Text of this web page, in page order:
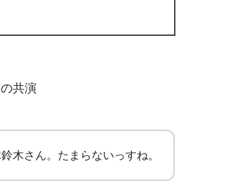
共演
木さん。たまらないっすね。